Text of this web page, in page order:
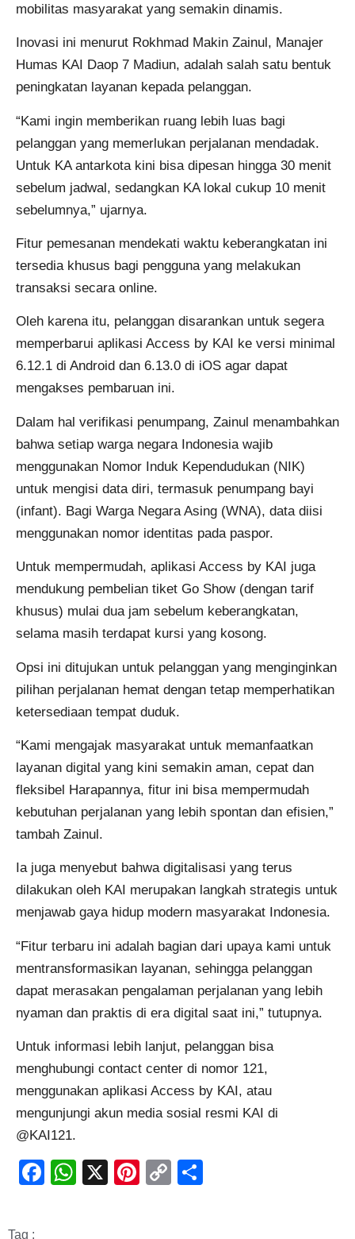
mobilitas masyarakat yang semakin dinamis.
Inovasi ini menurut Rokhmad Makin Zainul, Manajer
Humas KAI Daop 7 Madiun, adalah salah satu bentuk
peningkatan layanan kepada pelanggan.
“Kami ingin memberikan ruang lebih luas bagi
pelanggan yang memerlukan perjalanan mendadak.
Untuk KA antarkota kini bisa dipesan hingga 30 menit
sebelum jadwal, sedangkan KA lokal cukup 10 menit
sebelumnya,” ujarnya.
Fitur pemesanan mendekati waktu keberangkatan ini
tersedia khusus bagi pengguna yang melakukan
transaksi secara online.
Oleh karena itu, pelanggan disarankan untuk segera
memperbarui aplikasi Access by KAI ke versi minimal
6.12.1 di Android dan 6.13.0 di iOS agar dapat
mengakses pembaruan ini.
Dalam hal verifikasi penumpang, Zainul menambahkan
bahwa setiap warga negara Indonesia wajib
menggunakan Nomor Induk Kependudukan (NIK)
untuk mengisi data diri, termasuk penumpang bayi
(infant). Bagi Warga Negara Asing (WNA), data diisi
menggunakan nomor identitas pada paspor.
Untuk mempermudah, aplikasi Access by KAI juga
mendukung pembelian tiket Go Show (dengan tarif
khusus) mulai dua jam sebelum keberangkatan,
selama masih terdapat kursi yang kosong.
Opsi ini ditujukan untuk pelanggan yang menginginkan
pilihan perjalanan hemat dengan tetap memperhatikan
ketersediaan tempat duduk.
“Kami mengajak masyarakat untuk memanfaatkan
layanan digital yang kini semakin aman, cepat dan
fleksibel Harapannya, fitur ini bisa mempermudah
kebutuhan perjalanan yang lebih spontan dan efisien,”
tambah Zainul.
Ia juga menyebut bahwa digitalisasi yang terus
dilakukan oleh KAI merupakan langkah strategis untuk
menjawab gaya hidup modern masyarakat Indonesia.
“Fitur terbaru ini adalah bagian dari upaya kami untuk
mentransformasikan layanan, sehingga pelanggan
dapat merasakan pengalaman perjalanan yang lebih
nyaman dan praktis di era digital saat ini,” tutupnya.
Untuk informasi lebih lanjut, pelanggan bisa
menghubungi contact center di nomor 121,
menggunakan aplikasi Access by KAI, atau
mengunjungi akun media sosial resmi KAI di
@KAI121.
Facebook
WhatsApp
X Pinterest
Copy
Tag :